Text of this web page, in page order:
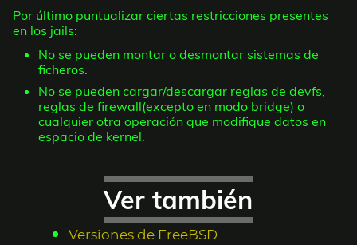
Por último puntualizar ciertas restricciones presentes
en los jails:
No se pueden montar o desmontar sistemas de
ficheros.
No se pueden cargar/descargar reglas de devfs,
reglas de firewall(excepto en modo bridge) o
cualquier otra operación que modifique datos en
espacio de kernel.
Ver también
Versiones de FreeBSD